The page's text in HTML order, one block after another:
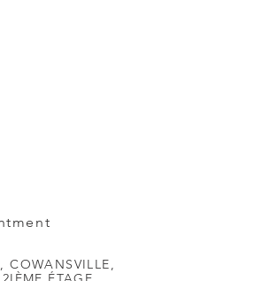
COWANSVILLE,